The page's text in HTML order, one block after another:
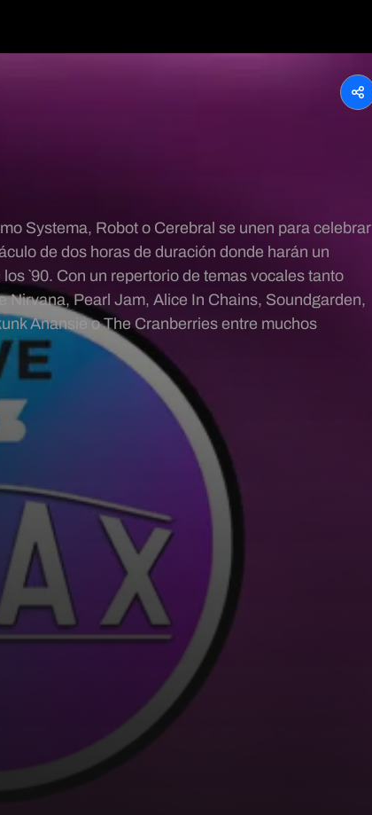
Systema, Robot o Cerebral se unen para celebrar
de dos horas de duración donde harán un
`90. Con un repertorio de temas vocales tanto
Pearl Jam, Alice In Chains, Soundgarden,
Anansie o The Cranberries entre muchos